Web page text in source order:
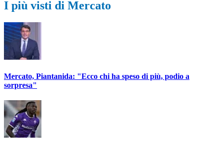
I più visti di Mercato
Mercato, Piantanida: "Ecco chi ha speso di più, podio a
sorpresa"